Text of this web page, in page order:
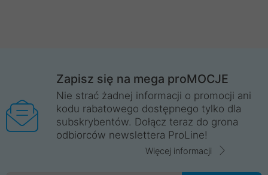
Zapisz się na mega proMOCJE
Nie strać żadnej informacji o promocji ani
kodu rabatowego dostępnego tylko dla
subskrybentów. Dołącz teraz do grona
odbiorców newslettera ProLine!
Więcej informacji